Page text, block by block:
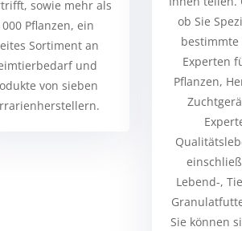
sowie mehr als
000 Pflanzen, ein
Sortiment an
und
von sieben
ob Sie
bestimmte
Experten
Pflanzen,
Lebend-,
Sie können